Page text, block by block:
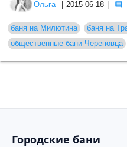
Ольга 2015-06-18
баня на Милютина
баня на
общественные бани Череповца
Городские бани